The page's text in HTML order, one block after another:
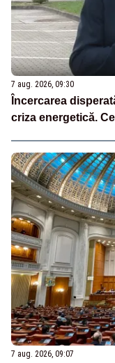
7 aug. 2026, 09:30
Încercarea
criza energetică.
7 aug. 2026, 09:07